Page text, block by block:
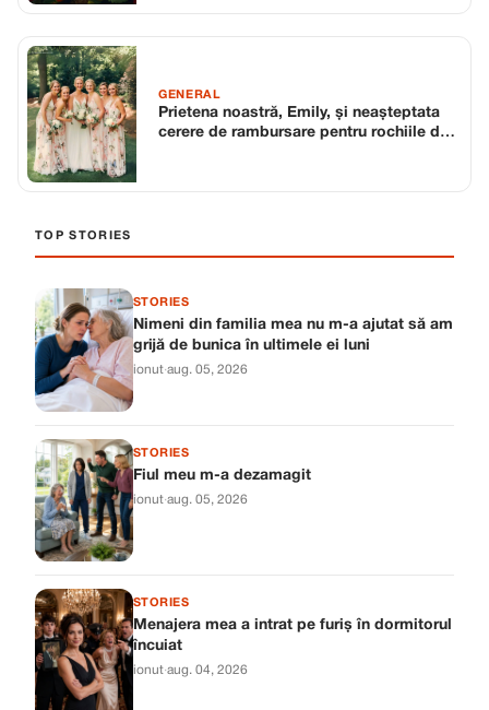
GENERAL
Prietena noastră, Emily, și neașteptata
cerere de rambursare pentru rochiile de
TOP STORIES
STORIES
Nimeni din familia mea nu m-a ajutat să am
grijă de bunica în ultimele ei luni
ionut·aug. 05, 2026
STORIES
Fiul meu m-a dezamagit
ionut·aug. 05, 2026
STORIES
Menajera mea a intrat pe furiș în dormitorul
încuiat
ionut·aug. 04, 2026